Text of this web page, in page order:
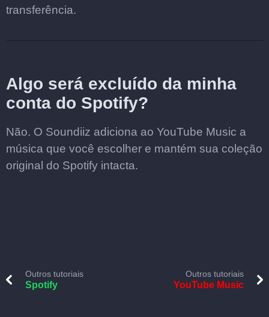
transferência.
Algo será excluído da minha
conta do Spotify?
Não. O Soundiiz adiciona ao YouTube Music a
música que você escolher e mantém sua coleção
original do Spotify intacta.
Outros tutoriais
Spotify
Outros tutoriais
YouTube Music